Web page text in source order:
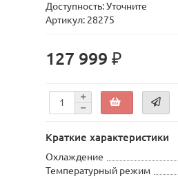
Доступность: Уточните
Артикул: 28275
127 999 ₽
Краткие характеристики
Охлаждение
Температурный режим